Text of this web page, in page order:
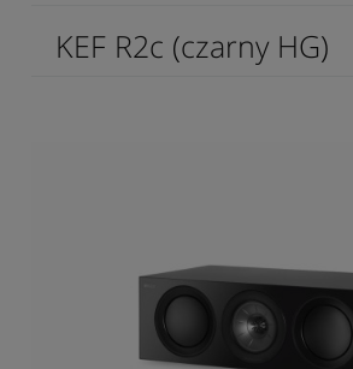
KEF R2c (czarny HG)